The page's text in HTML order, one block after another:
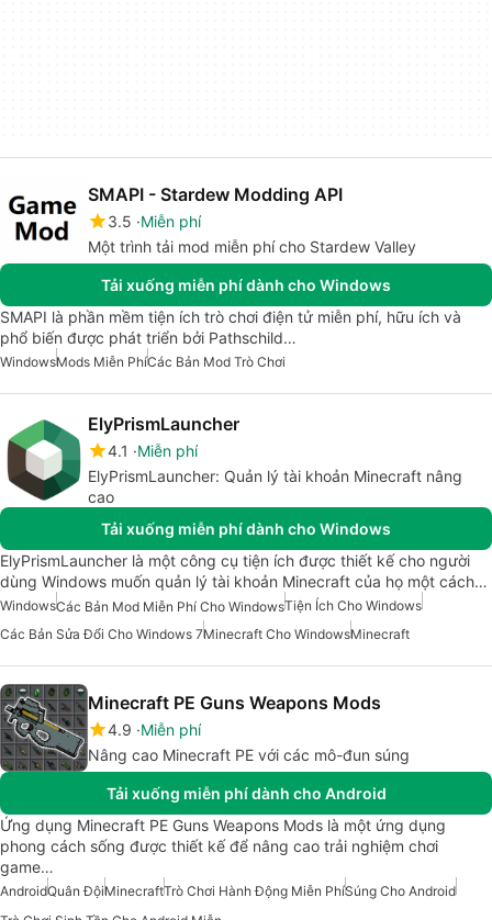
SMAPI - Stardew Modding API
3.5 Miễn phí
Một trình tải mod miễn phí cho Stardew Valley
Tải xuống miễn phí dành cho Windows
SMAPI là phần mềm tiện ích trò chơi điện tử miễn phí, hữu ích và
phổ biến được phát triển bởi Pathschild…
WindowsMods Miễn PhíCác Bản Mod Trò Chơi
ElyPrismLauncher
4.1
Miễn phí
ElyPrismLauncher: Quản lý tài khoản Minecraft nâng
cao
Tải xuống miễn phí dành cho Windows
ElyPrismLauncher là một công cụ tiện ích được thiết kế cho người
dùng Windows muốn quản lý tài khoản Minecraft của họ một cách…
WindowsCác Bản Mod Miễn Phí Cho WindowsTiện Ích Cho Windows
Các Bản Sửa Đổi Cho Windows 7Minecraft Cho WindowsMinecraft
Minecraft PE Guns Weapons Mods
4.9 Miễn phí
Nâng cao Minecraft PE với các mô-đun súng
Tải xuống miễn phí dành cho Android
Ứng dụng Minecraft PE Guns Weapons Mods là một ứng dụng
phong cách sống được thiết kế để nâng cao trải nghiệm chơi
game…
AndroidQuân ĐộiMinecraftTrò Chơi Hành Động Miễn PhíSúng Cho Android